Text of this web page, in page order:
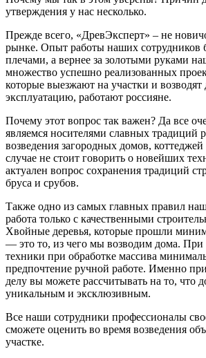
утверждения у нас несколько.
Прежде всего, «ДревЭксперт» – не
рынке. Опыт работы наших сотрудников
плечами, а вернее за золотыми руками
множество успешно реализованных
которые выезжают на участки и возводят
эксплуатацию, работают россияне.
Почему этот вопрос так важен? Да все
являемся носителями славных традиций
возведения загородных домов,
случае не стоит говорить о новейших
актуален вопрос сохранения традиций
бруса и срубов.
Также одно из самых главных правил
работа только с качественными
Хвойные деревья, которые прошли
— это то, из чего мы возводим дома.
техники при обработке массива
предпочтение ручной работе. Именно
делу вы можете рассчитывать на то, что
уникальным и эксклюзивным.
Все наши сотрудники профессионалы
сможете оценить во время возведения
участке.